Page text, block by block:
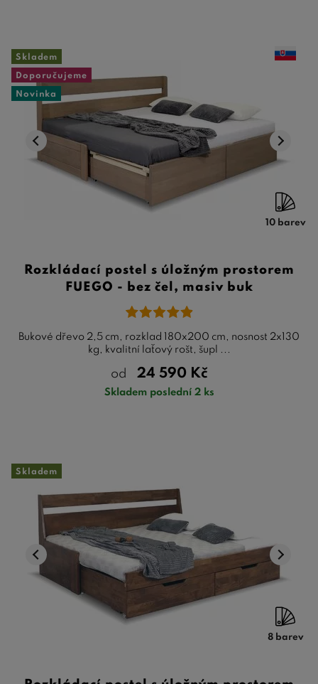
Skladem
Doporučujeme
Novinka
10 barev
Rozkládací postel s úložným prostorem
FUEGO - bez čel, masiv buk
Bukové dřevo 2,5 cm, rozklad 180x200 cm, nosnost 2x130
kg, kvalitní laťový rošt, šupl ...
od 24 590 Kč
Skladem poslední 2 ks
Skladem
8 barev